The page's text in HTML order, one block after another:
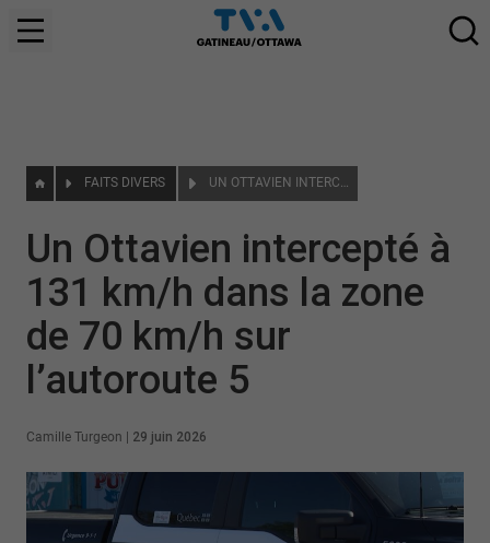
FAITS DIVERS UN OTTAVIEN INTERCEPTÉ À 131 KM/H DANS LA ZONE DE 70 KM/H SUR L’AUTOROUTE 5
Un Ottavien intercepté à
131 km/h dans la zone
de 70 km/h sur
l’autoroute 5
Camille Turgeon 29 juin 2026